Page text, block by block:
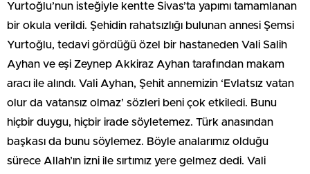
Yurtoğlu’nun isteğiyle kentte Sivas’ta yapımı tamamlanan
bir okula verildi. Şehidin rahatsızlığı bulunan annesi Şemsi
Yurtoğlu, tedavi gördüğü özel bir hastaneden Vali Salih
Ayhan ve eşi Zeynep Akkiraz Ayhan tarafından makam
aracı ile alındı. Vali Ayhan, Şehit annemizin ‘Evlatsız vatan
olur da vatansız olmaz’ sözleri beni çok etkiledi. Bunu
hiçbir duygu, hiçbir irade söyletemez. Türk anasından
başkası da bunu söylemez. Böyle analarımız olduğu
sürece Allah’ın izni ile sırtımız yere gelmez dedi. Vali